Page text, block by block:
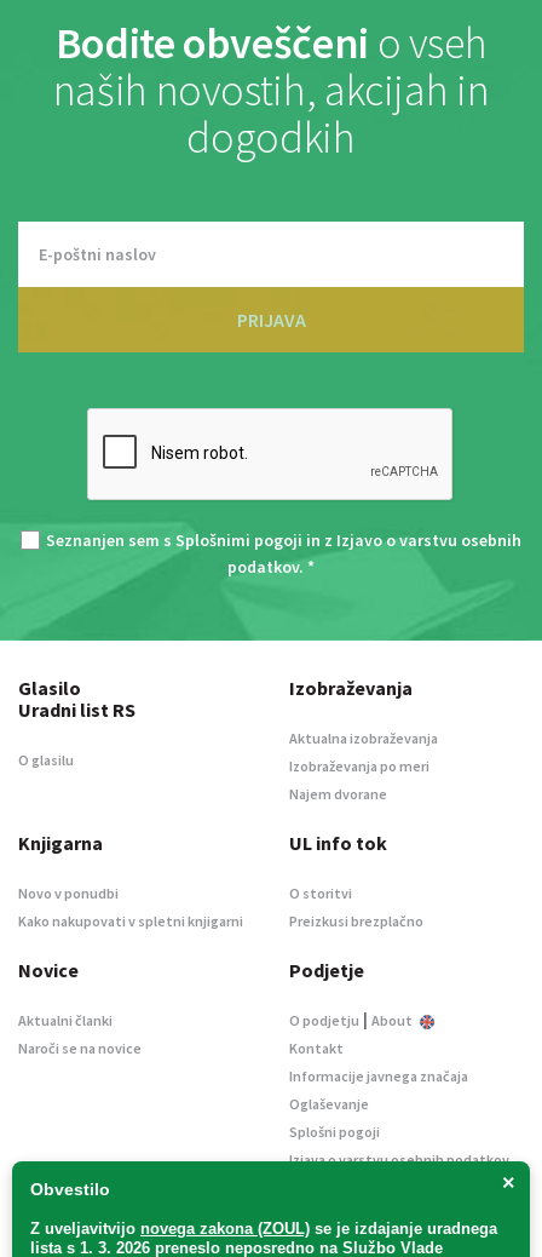
Bodite obveščeni o vseh
naših novostih, akcijah in
dogodkih
PRIJAVA
Seznanjen sem s Splošnimi pogoji in z Izjavo o varstvu osebnih
podatkov. *
×
Obvestilo
Z uveljavitvijo novega zakona (ZOUL) se je izdajanje uradnega
lista s 1. 3. 2026 preneslo neposredno na Službo Vlade
Glasilo
Uradni list RS
O glasilu
Izobraževanja
Aktualna izobraževanja
Izobraževanja po meri
Najem dvorane
Knjigarna
Novo v ponudbi
Kako nakupovati v spletni knjigarni
UL info tok
O storitvi
Preizkusi brezplačno
Novice
Aktualni članki
Naroči se na novice
Podjetje
O podjetju | About
Kontakt
Informacije javnega značaja
Oglaševanje
Splošni pogoji
Izjava o varstvu osebnih podatkov